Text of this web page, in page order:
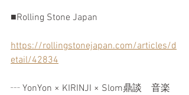
■Rolling Stone Japan
https://rollingstonejapan.com/articles/d
etail/42834
┄ YonYon × KIRINJI × Slom鼎談　音楽